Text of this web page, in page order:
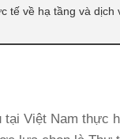
tế về hạ tầng và dịch
tại Việt Nam thực